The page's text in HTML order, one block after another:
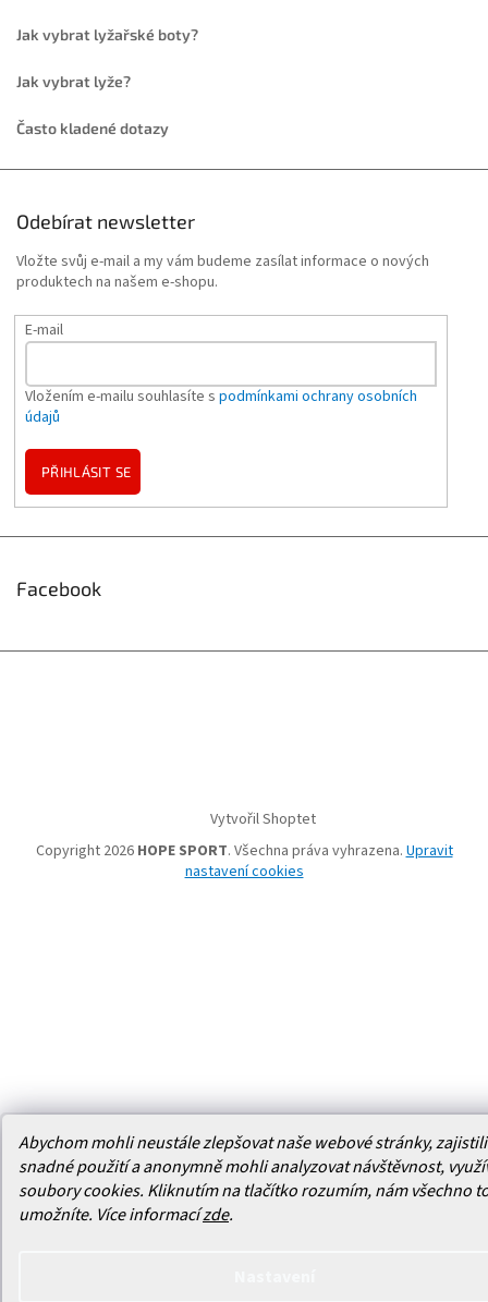
Abychom mohli neustále zlepšovat naše webové stránky,
snadné použití a anonymně mohli analyzovat návštěvnost,
soubory cookies. Kliknutím na tlačítko rozumím, nám všechno
umožníte. Více informacízde.
Jak vybrat lyžařské boty?
Jak vybrat lyže?
Často kladené dotazy
Odebírat newsletter
Vložte svůj e-mail a my vám budeme zasílat informace o nových
produktech na našem e-shopu.
E-mail
Vložením e-mailu souhlasíte s podmínkami ochrany osobních
údajů
PŘIHLÁSIT SE
Facebook
Vytvořil Shoptet
Copyright 2026 HOPE SPORT. Všechna práva vyhrazena. Upravit
nastavení cookies